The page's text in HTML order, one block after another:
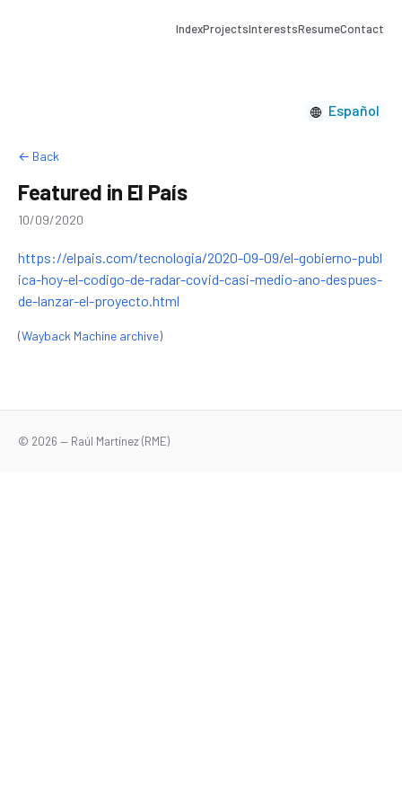
IndexProjectsInterestsResumeContact
Español
← Back
Featured in El País
10/09/2020
https://elpais.com/tecnologia/2020-09-09/el-gobierno-publ
ica-hoy-el-codigo-de-radar-covid-casi-medio-ano-despues-
de-lanzar-el-proyecto.html
(Wayback Machine archive)
© 2026 — Raúl Martínez (RME)